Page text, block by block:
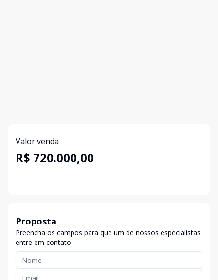
Valor venda
R$ 720.000,00
Proposta
Preencha os campos para que um de nossos especialistas
entre em contato